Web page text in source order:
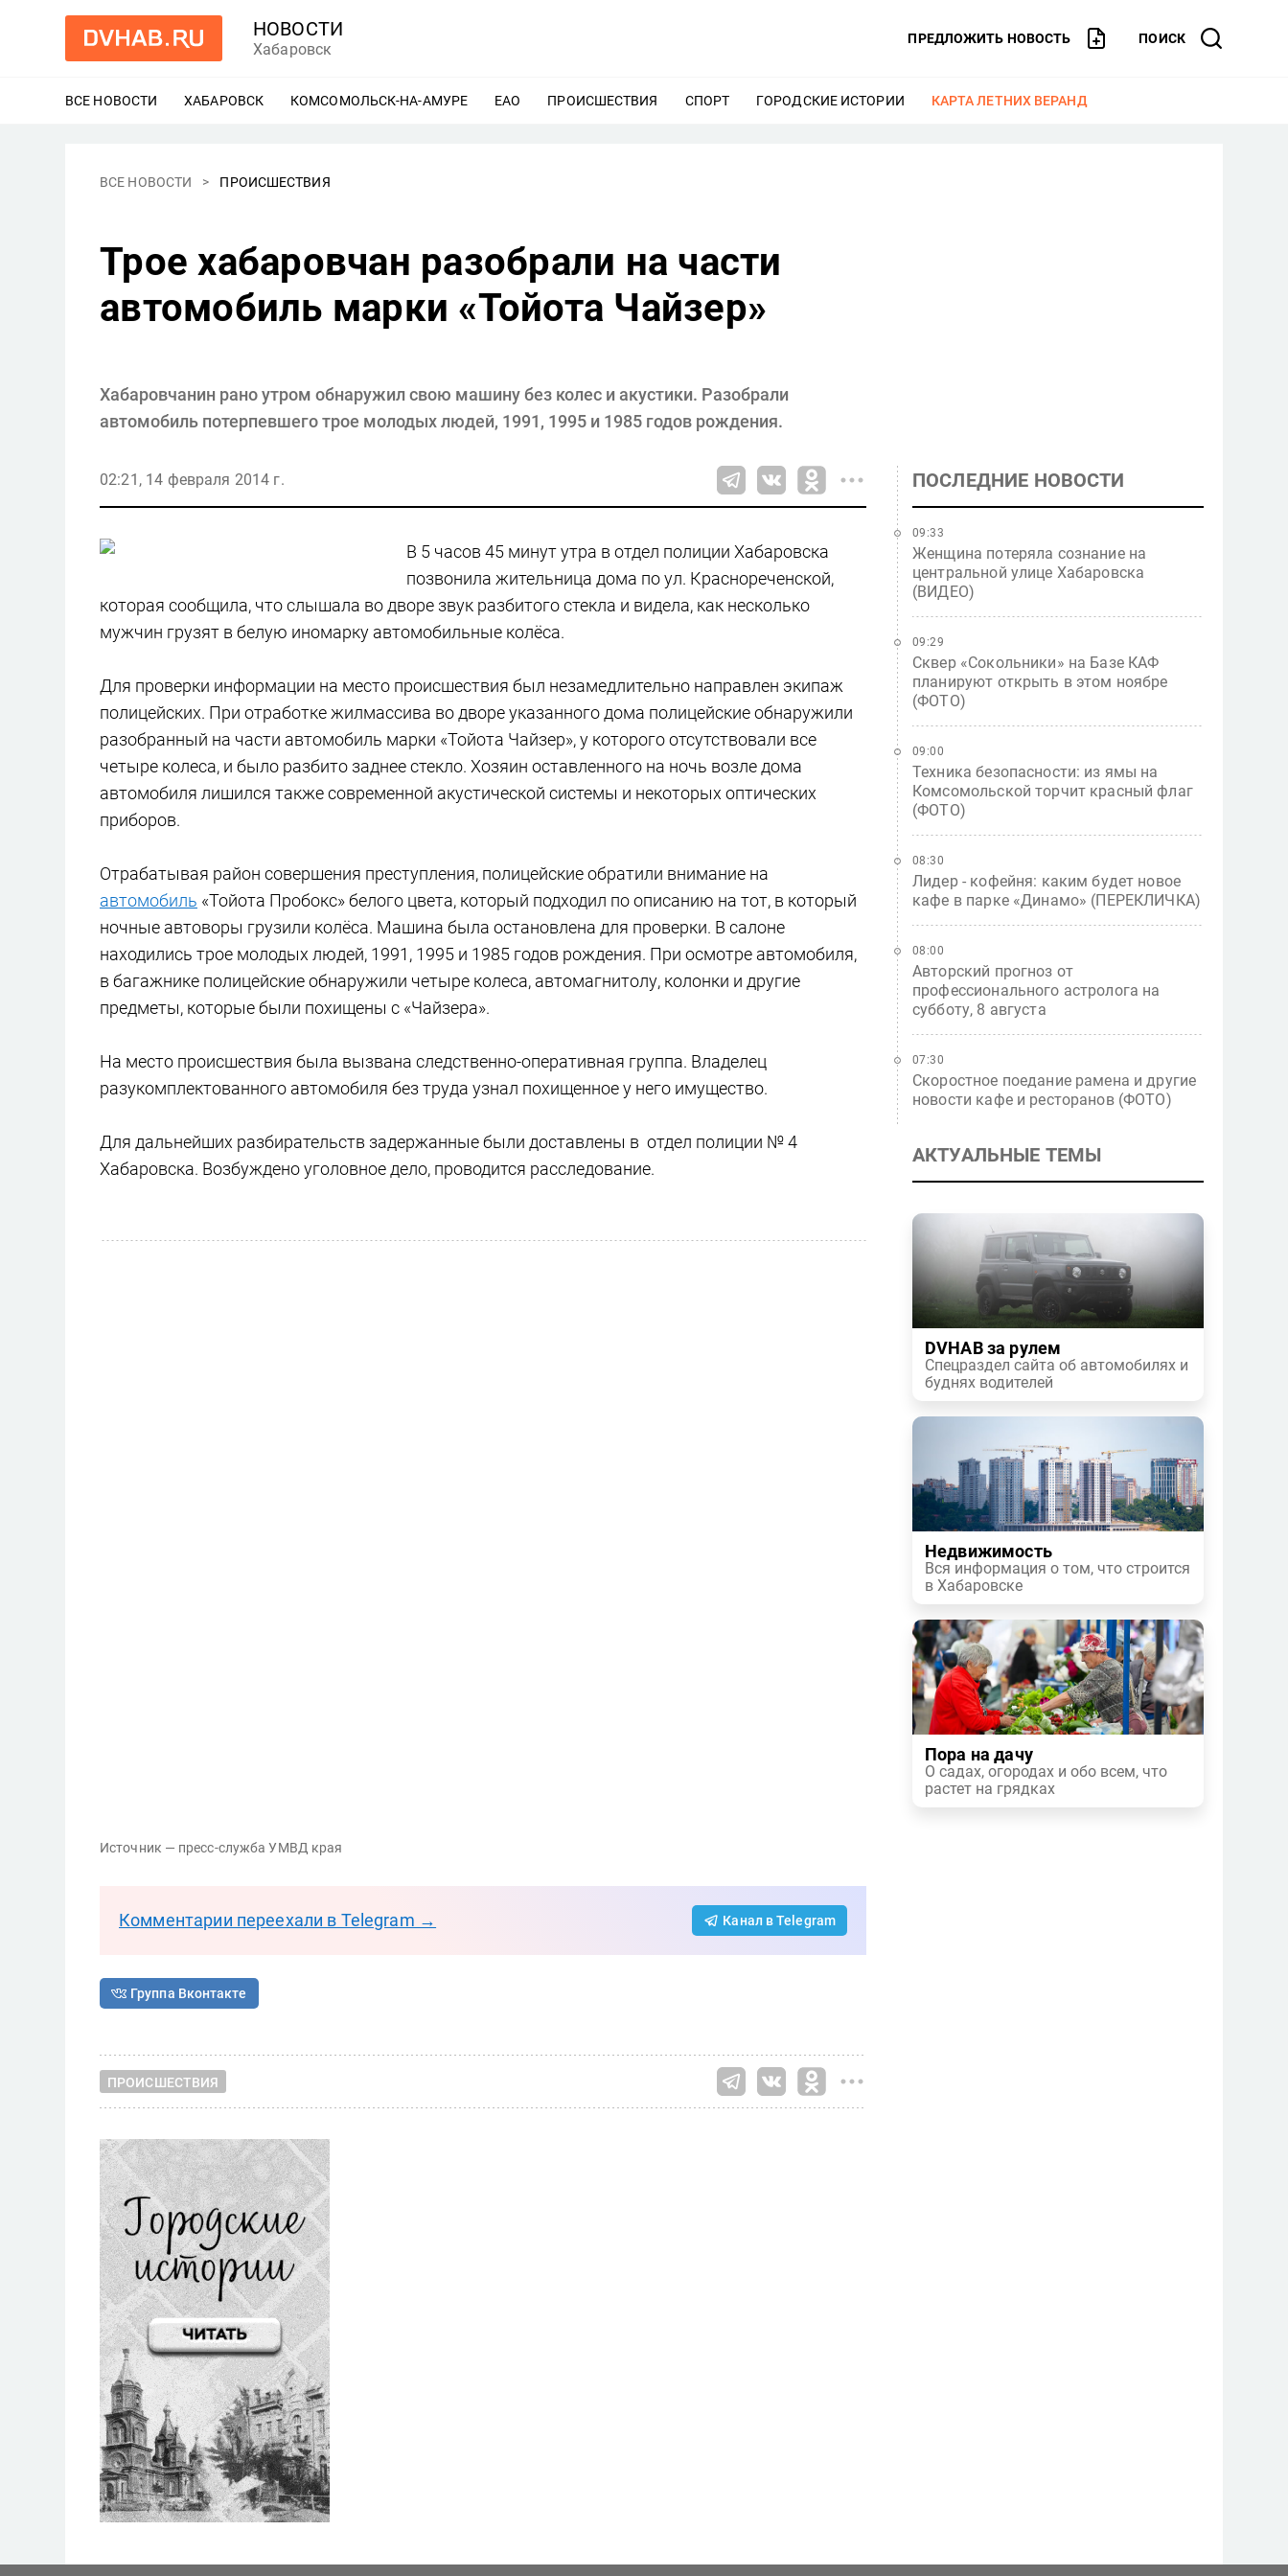
НОВОСТИ
Хабаровск
ПРЕДЛОЖИТЬ НОВОСТЬ ПОИСК
ВСЕ НОВОСТИ ХАБАРОВСК ЕЩЕ
КОМСОМОЛЬСК-НА-АМУРЕ ЕЩЕ
ЕАО ЕЩЕ
ПРОИСШЕСТВИЯ ЕЩЕ
СПОРТ ЕЩЕ
ГОРОДСКИЕ ИСТОРИИ ЕЩЕ
КАРТА ЛЕТНИХ ВЕРАНД
ВСЕ НОВОСТИ ПРОИСШЕСТВИЯ
Трое хабаровчан разобрали на части
автомобиль марки «Тойота Чайзер»
Хабаровчанин рано утром обнаружил свою машину без колес и акустики. Разобрали
автомобиль потерпевшего трое молодых людей, 1991, 1995 и 1985 годов рождения.
02:21, 14 февраля 2014 г.
В 5 часов 45 минут утра в отдел полиции Хабаровска
позвонила жительница дома по ул. Краснореченской,
которая сообщила, что слышала во дворе звук разбитого стекла и видела, как несколько
мужчин грузят в белую иномарку автомобильные колёса.
Для проверки информации на место происшествия был незамедлительно направлен экипаж
полицейских. При отработке жилмассива во дворе указанного дома полицейские обнаружили
разобранный на части автомобиль марки «Тойота Чайзер», у которого отсутствовали все
четыре колеса, и было разбито заднее стекло. Хозяин оставленного на ночь возле дома
автомобиля лишился также современной акустической системы и некоторых оптических
приборов.
Отрабатывая район совершения преступления, полицейские обратили внимание на
автомобиль «Тойота Пробокс» белого цвета, который подходил по описанию на тот, в который
ночные автоворы грузили колёса. Машина была остановлена для проверки. В салоне
находились трое молодых людей, 1991, 1995 и 1985 годов рождения. При осмотре автомобиля,
в багажнике полицейские обнаружили четыре колеса, автомагнитолу, колонки и другие
предметы, которые были похищены с «Чайзера».
На место происшествия была вызвана следственно-оперативная группа. Владелец
разукомплектованного автомобиля без труда узнал похищенное у него имущество.
Для дальнейших разбирательств задержанные были доставлены в отдел полиции № 4
Хабаровска. Возбуждено уголовное дело, проводится расследование.
Источник — пресс-служба УМВД края
Комментарии переехали в Telegram → Канал в Telegram
Группа Вконтакте
ПРОИСШЕСТВИЯ
ПОСЛЕДНИЕ НОВОСТИ
Женщина потеряла сознание на
центральной улице Хабаровска
(ВИДЕО)
09:33
Сквер «Сокольники» на Базе КАФ
планируют открыть в этом ноябре
(ФОТО)
09:29
Техника безопасности: из ямы на
Комсомольской торчит красный флаг
(ФОТО)
09:00
Лидер - кофейня: каким будет новое
кафе в парке «Динамо» (ПЕРЕКЛИЧКА)
08:30
Авторский прогноз от
профессионального астролога на
субботу, 8 августа
08:00
Скоростное поедание рамена и другие
новости кафе и ресторанов (ФОТО)
07:30
АКТУАЛЬНЫЕ ТЕМЫ
DVHAB за рулем
Спецраздел сайта об автомобилях и
буднях водителей
Недвижимость
Вся информация о том, что строится
в Хабаровске
Пора на дачу
О садах, огородах и обо всем, что
растет на грядках